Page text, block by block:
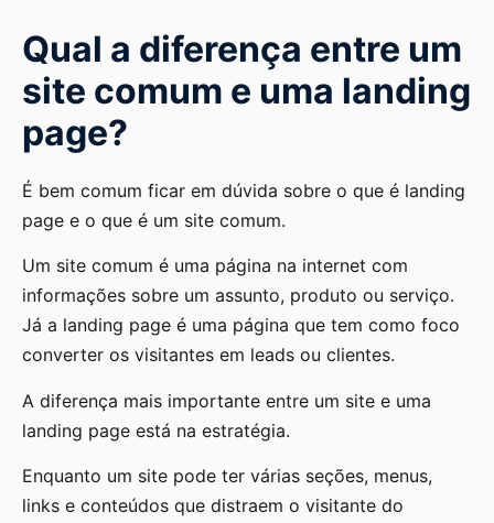
Qual a diferença entre um
site comum e uma landing
page?
É bem comum ficar em dúvida sobre o que é landing
page e o que é um site comum.
Um site comum é uma página na internet com
informações sobre um assunto, produto ou serviço.
Já a landing page é uma página que tem como foco
converter os visitantes em leads ou clientes.
A diferença mais importante entre um site e uma
landing page está na estratégia.
Enquanto um site pode ter várias seções, menus,
links e conteúdos que distraem o visitante do